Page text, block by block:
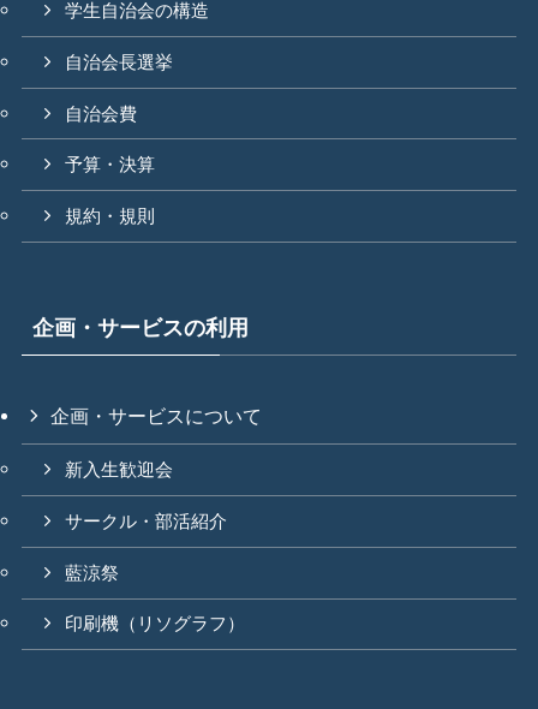
学生自治会の構造
自治会長選挙
自治会費
予算・決算
規約・規則
企画・サービスの利用
企画・サービスについて
新入生歓迎会
サークル・部活紹介
藍涼祭
印刷機（リソグラフ）